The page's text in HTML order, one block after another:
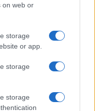
on web or
storage
or app.
storage
storage
l’anno, come evitare
solide
e creare
come sono